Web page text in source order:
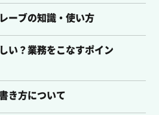
ーブの知識・使い方
い？業務をこなすポイン
き方について